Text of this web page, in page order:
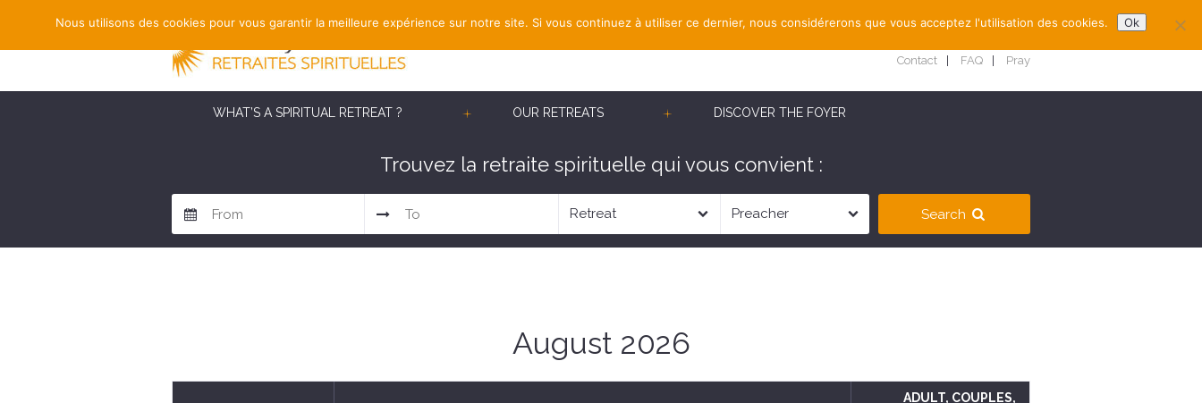
Contact FAQ Pray
WHAT’S A SPIRITUAL RETREAT ? OUR RETREATS DISCOVER THE FOYER
Trouvez la retraite spirituelle qui vous convient :
Search
August 2026
ADULT, COUPLES,
Nous utilisons des cookies pour vous garantir la meilleure expérience sur notre site. Si vous continuez à utiliser ce dernier, nous considérerons que vous acceptez l'utilisation des cookies. Ok